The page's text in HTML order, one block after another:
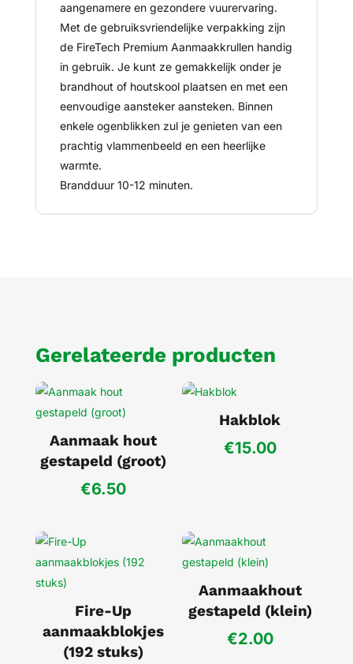
aangenamere en gezondere vuurervaring.
Met de gebruiksvriendelijke verpakking zijn
de FireTech Premium Aanmaakkrullen handig
in gebruik. Je kunt ze gemakkelijk onder je
brandhout of houtskool plaatsen en met een
eenvoudige aansteker aansteken. Binnen
enkele ogenblikken zul je genieten van een
prachtig vlammenbeeld en een heerlijke
warmte.
Brandduur 10-12 minuten.
Gerelateerde producten
Aanmaak hout
gestapeld (groot)
€6.50
Hakblok
€15.00
Fire-Up
aanmaakblokjes
(192 stuks)
Aanmaakhout
gestapeld (klein)
€2.00